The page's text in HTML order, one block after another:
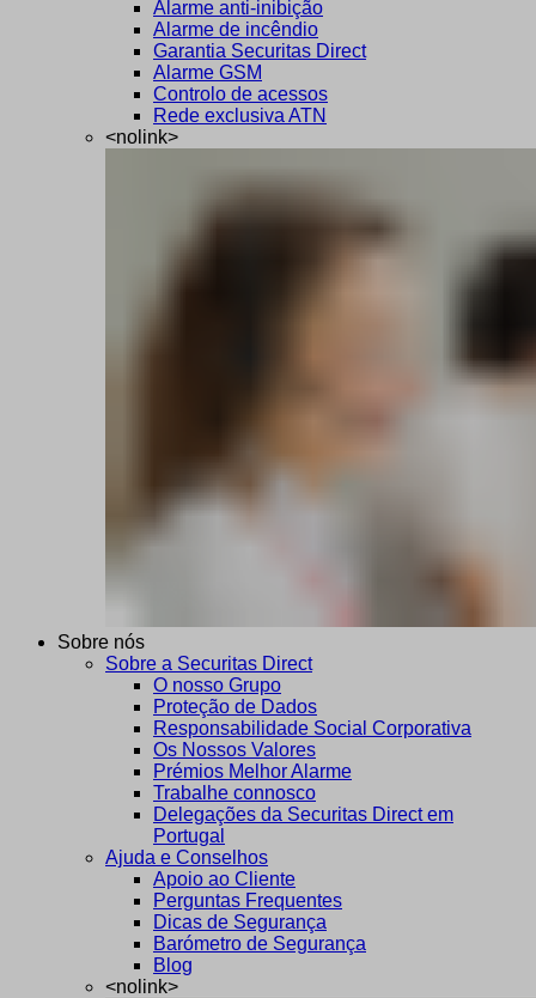
Alarme anti-inibição
Alarme de incêndio
Garantia Securitas Direct
Alarme GSM
Controlo de acessos
Rede exclusiva ATN
<nolink>
Sobre nós
Sobre a Securitas Direct
O nosso Grupo
Proteção de Dados
Responsabilidade Social Corporativa
Os Nossos Valores
Prémios Melhor Alarme
Trabalhe connosco
Delegações da Securitas Direct em
Portugal
Ajuda e Conselhos
Apoio ao Cliente
Perguntas Frequentes
Dicas de Segurança
Barómetro de Segurança
Blog
<nolink>